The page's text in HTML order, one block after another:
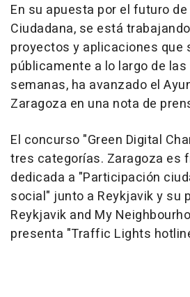
En su apuesta por el futuro
Ciudadana, se está
proyectos y aplicaciones que
públicamente a lo largo de
semanas, ha avanzado el
Zaragoza en una nota de
El concurso "Green Digital
tres categorías. Zaragoza es
dedicada a "Participación
social" junto a Reykjavik y su
Reykjavik and My
presenta "Traffic Lights